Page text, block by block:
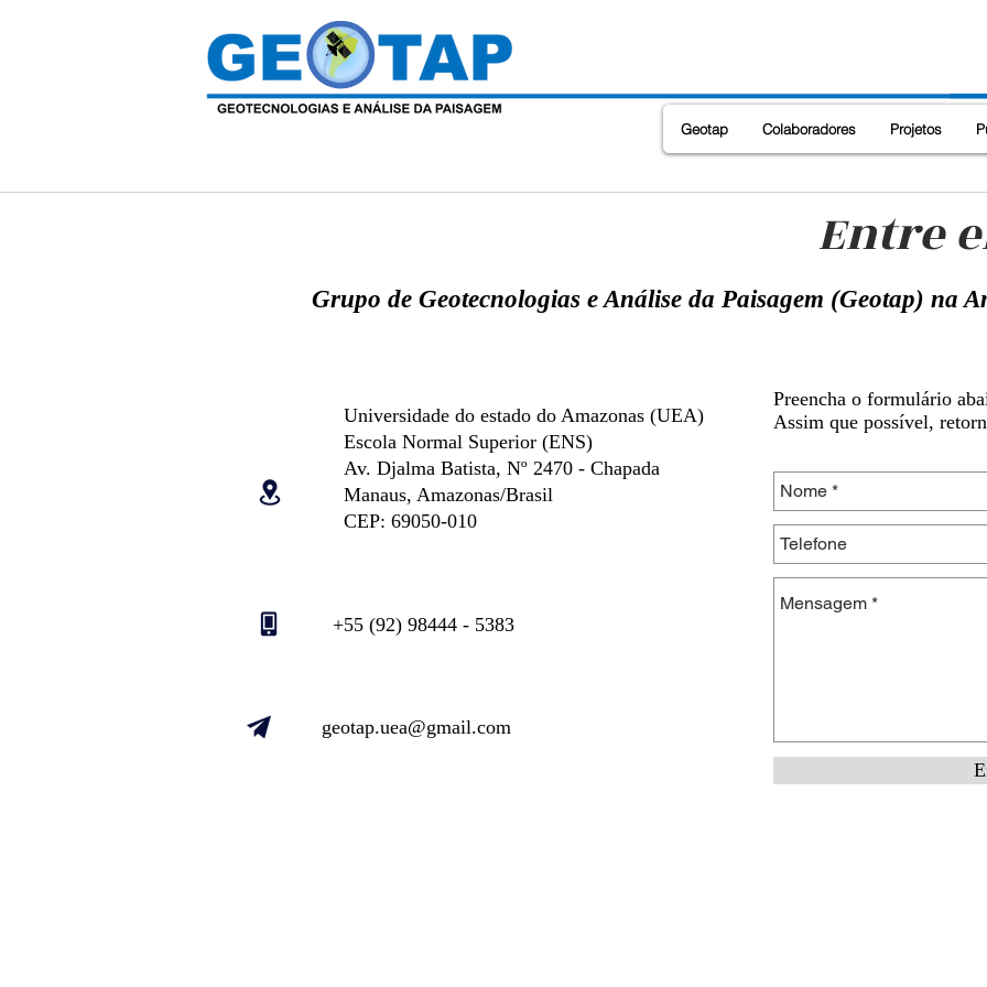
Geotap Colaboradores Projetos
Grupo de Geotecnologias e Análise da Paisagem (Geotap) na
Entre
​Universidade do estado do Amazonas (UEA)
Escola Normal Superior (ENS)
Av. Djalma Batista, Nº 2470 - Chapada
Manaus, Amazonas/Brasil
CEP: 69050-010
​+55 (92) 98444 - 5383
geotap.uea@gmail.com
Preencha o formulário
Assim que possível,